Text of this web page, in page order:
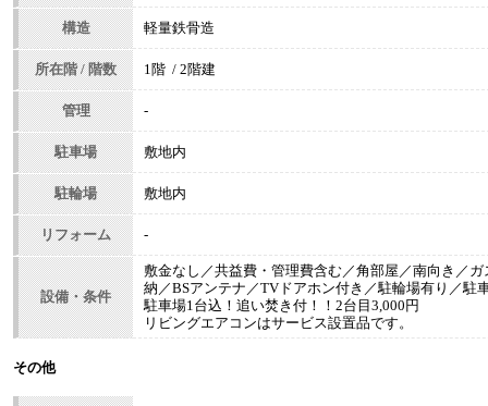
構造 軽量鉄骨造
所在階 / 階数 1階 / 2階建
管理 -
駐車場 敷地内
駐輪場 敷地内
リフォーム -
設備・条件
敷金なし／共益費・管理費含む／角部屋／南向き／
納／BSアンテナ／TVドアホン付き／駐輪場有り／駐
駐車場1台込！追い焚き付！！2台目3,000円
リビングエアコンはサービス設置品です。
その他